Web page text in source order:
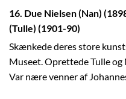
16. Due Nielsen (Nan)
(Tulle) (1901-90)
Skænkede deres store
Museet. Oprettede Tulle
Var nære venner af